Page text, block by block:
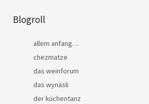
Blogroll
allem anfang…
chezmatze
das weinforum
das wynäsli
der küchentanz